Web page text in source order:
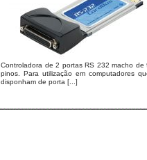
Controladora de 2 portas RS 232 macho de
pinos. Para utilização em computadores
disponham de porta [...]